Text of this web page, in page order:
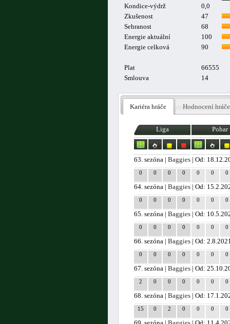
Kondice-výdrž
0,0
Zkušenost
47
Sehranost
68
Energie aktuální
100
Energie celková
90
Plat
66555
Smlouva
14
Kariéra hráče Hodnocení hráče
Liga Pohar
63. sezóna |Baggies | Od:
0 0 0 0 0 0 0
64. sezóna |Baggies | Od:
0 0 0 0 0 0 0
65. sezóna |Baggies | Od:
0 0 0 0 0 0 0
66. sezóna |Baggies | Od:
0 0 0 0 0 0 0
67. sezóna |Baggies | Od:
2 0 0 0 0 0 0
68. sezóna |Baggies | Od:
15 0 2 0 0 0 0